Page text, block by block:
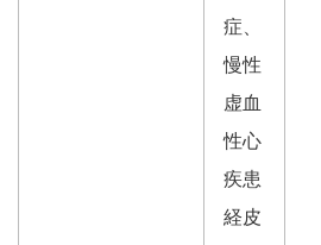
症、
慢性
虚血
性心
疾患
経皮